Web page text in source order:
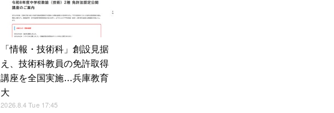
「情報・技術科」創設見据
え、技術科教員の免許取得
講座を全国実施…兵庫教育
大
2026.8.4 Tue 17:45